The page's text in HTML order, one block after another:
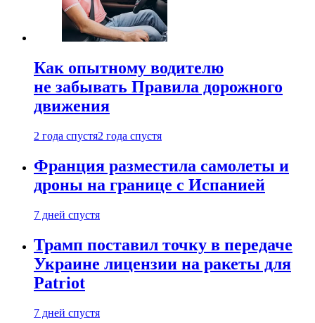
Как опытному водителю
не забывать Правила дорожного
движения
2 года спустя2 года спустя
Франция разместила самолеты и
дроны на границе с Испанией
7 дней спустя
Трамп поставил точку в передаче
Украине лицензии на ракеты для
Patriot
7 дней спустя